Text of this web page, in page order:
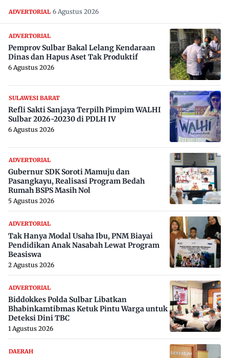
ADVERTORIAL 6 Agustus 2026
ADVERTORIAL
Pemprov Sulbar Bakal Lelang Kendaraan
Dinas dan Hapus Aset Tak Produktif
6 Agustus 2026
SULAWESI BARAT
Refli Sakti Sanjaya Terpilh Pimpim WALHI
Sulbar 2026-20230 di PDLH IV
6 Agustus 2026
ADVERTORIAL
Gubernur SDK Soroti Mamuju dan
Pasangkayu, Realisasi Program Bedah
Rumah BSPS Masih Nol
5 Agustus 2026
ADVERTORIAL
Tak Hanya Modal Usaha Ibu, PNM Biayai
Pendidikan Anak Nasabah Lewat Program
Beasiswa
2 Agustus 2026
ADVERTORIAL
Biddokkes Polda Sulbar Libatkan
Bhabinkamtibmas Ketuk Pintu Warga untuk
Deteksi Dini TBC
1 Agustus 2026
DAERAH